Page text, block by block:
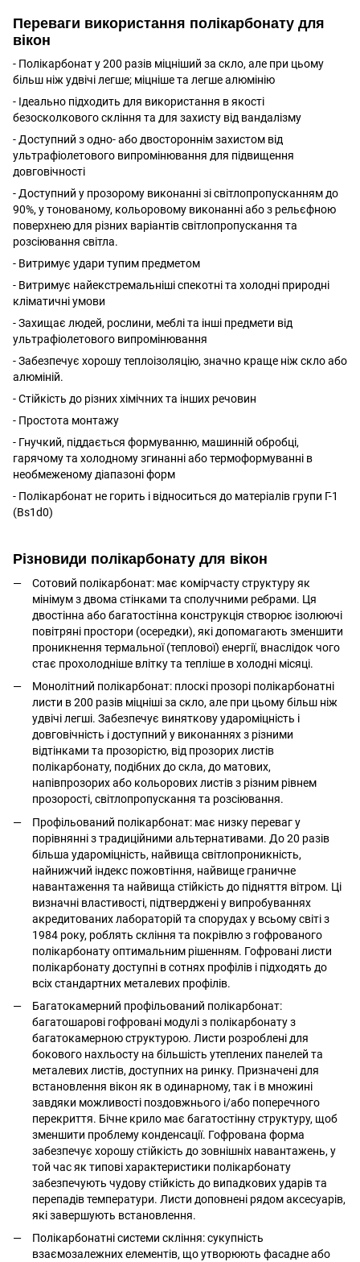
Переваги використання полікарбонату для
вікон
- Полікарбонат у 200 разів міцніший за скло, але при цьому
більш ніж удвічі легше; міцніше та легше алюмінію
- Ідеально підходить для використання в якості
безосколкового скління та для захисту від вандалізму
- Доступний з одно- або двостороннім захистом від
ультрафіолетового випромінювання для підвищення
довговічності
- Доступний у прозорому виконанні зі світлопропусканням до
90%, у тонованому, кольоровому виконанні або з рельєфною
поверхнею для різних варіантів світлопропускання та
розсіювання світла.
- Витримує удари тупим предметом
- Витримує найекстремальніші спекотні та холодні природні
кліматичні умови
- Захищає людей, рослини, меблі та інші предмети від
ультрафіолетового випромінювання
- Забезпечує хорошу теплоізоляцію, значно краще ніж скло або
алюміній.
- Стійкість до різних хімічних та інших речовин
- Простота монтажу
- Гнучкий, піддається формуванню, машинній обробці,
гарячому та холодному згинанні або термоформуванні в
необмеженому діапазоні форм
- Полікарбонат не горить і відноситься до матеріалів групи Г-1
(Bs1d0)
Різновиди полікарбонату для вікон
Сотовий полікарбонат: має комірчасту структуру як
мінімум з двома стінками та сполучними ребрами. Ця
двостінна або багатостінна конструкція створює ізолюючі
повітряні простори (осередки), які допомагають зменшити
проникнення термальної (теплової) енергії, внаслідок чого
стає прохолодніше влітку та тепліше в холодні місяці.
Монолітний полікарбонат: плоскі прозорі полікарбонатні
листи в 200 разів міцніші за скло, але при цьому більш ніж
удвічі легші. Забезпечує виняткову удароміцність і
довговічність і доступний у виконаннях з різними
відтінками та прозорістю, від прозорих листів
полікарбонату, подібних до скла, до матових,
напівпрозорих або кольорових листів з різним рівнем
прозорості, світлопропускання та розсіювання.
Профільований полікарбонат: має низку переваг у
порівнянні з традиційними альтернативами. До 20 разів
більша удароміцність, найвища світлопроникність,
найнижчий індекс пожовтіння, найвище граничне
навантаження та найвища стійкість до підняття вітром. Ці
визначні властивості, підтверджені у випробуваннях
акредитованих лабораторій та спорудах у всьому світі з
1984 року, роблять скління та покрівлю з гофрованого
полікарбонату оптимальним рішенням. Гофровані листи
полікарбонату доступні в сотнях профілів і підходять до
всіх стандартних металевих профілів.
Багатокамерний профільований полікарбонат:
багатошарові гофровані модулі з полікарбонату з
багатокамерною структурою. Листи розроблені для
бокового нахльосту на більшість утеплених панелей та
металевих листів, доступних на ринку. Призначені для
встановлення вікон як в одинарному, так і в множині
завдяки можливості поздовжнього і/або поперечного
перекриття. Бічне крило має багатостінну структуру, щоб
зменшити проблему конденсації. Гофрована форма
забезпечує хорошу стійкість до зовнішніх навантажень, у
той час як типові характеристики полікарбонату
забезпечують чудову стійкість до випадкових ударів та
перепадів температури. Листи доповнені рядом аксесуарів,
які завершують встановлення.
Полікарбонатні системи скління: сукупність
взаємозалежних елементів, що утворюють фасадне або